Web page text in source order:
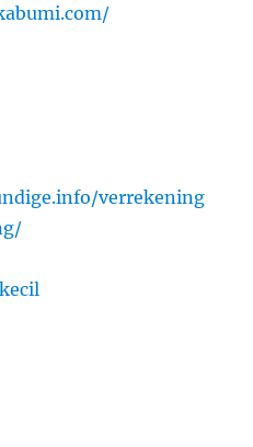
verrekening